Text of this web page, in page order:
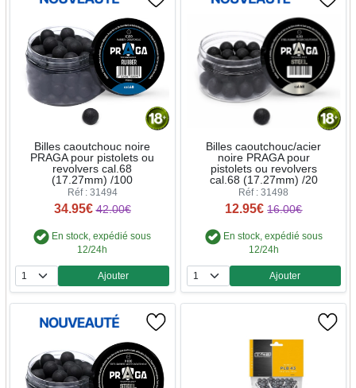
Billes caoutchouc noire
PRAGA pour pistolets ou
revolvers cal.68
(17.27mm) /100
Réf : 31494
34.95€ 42.00€
En stock, expédié sous
12/24h
Quantité
Ajouter
Billes caoutchouc/acier
noire PRAGA pour
pistolets ou revolvers
cal.68 (17.27mm) /20
Réf : 31498
12.95€ 16.00€
En stock, expédié sous
12/24h
Quantité
Ajouter